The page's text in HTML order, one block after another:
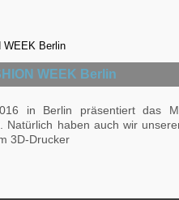
WEEK Berlin
in Berlin präsentiert das
Natürlich haben auch wir
3D-Drucker